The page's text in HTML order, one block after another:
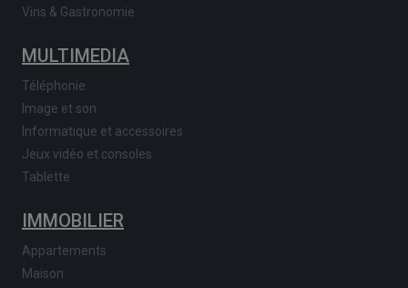
Vins & Gastronomie
MULTIMEDIA
Téléphonie
Image et son
Informatique et accessoires
Jeux vidéo et consoles
Tablette
IMMOBILIER
Appartements
Maison